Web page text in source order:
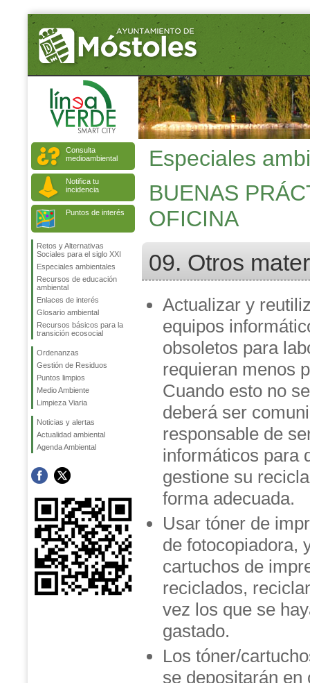
Consulta
medioambiental
Notifica tu
incidencia
Puntos de interés
Retos y Alternativas
Sociales para el siglo XXI
Especiales ambientales
Recursos de educación
ambiental
Enlaces de interés
Glosario ambiental
Recursos básicos para la
transición ecosocial
Ordenanzas
Gestión de Residuos
Puntos limpios
Medio Ambiente
Limpieza Viaria
Noticias y alertas
Actualidad ambiental
Agenda Ambiental
Especiales
BUENAS
OFICINA
09. Otros
Actualizar y
equipos
obsoletos para
requieran menos
Cuando esto no
deberá ser
responsable de
informáticos para
gestione su
forma adecuada.
Usar tóner de
de fotocopiadora,
cartuchos de
reciclados,
vez los que se
gastado.
Los tóner/
se depositarán en